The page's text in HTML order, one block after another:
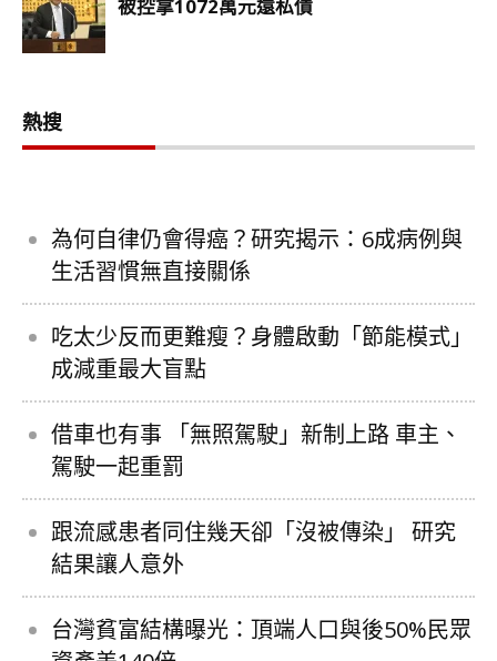
熱搜
為何自律仍會得癌？研究揭示：6成病例與
生活習慣無直接關係
吃太少反而更難瘦？身體啟動「節能模式」
成減重最大盲點
借車也有事 「無照駕駛」新制上路 車主、
駕駛一起重罰
跟流感患者同住幾天卻「沒被傳染」 研究
結果讓人意外
台灣貧富結構曝光：頂端人口與後50%民眾